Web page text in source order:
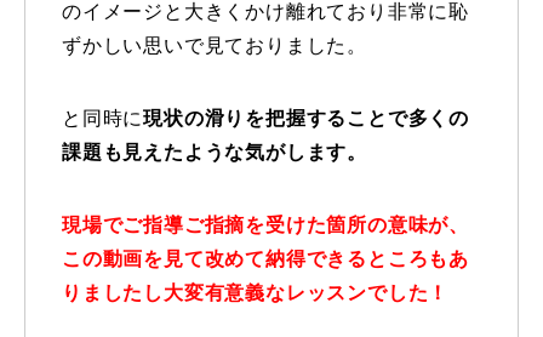
レッスン内容について
お申し込みについて
のイメージと大きくかけ離れており非常に恥
ずかしい思いで見ておりました。
と同時に現状の滑りを把握することで多くの
課題も見えたような気がします。
現場でご指導ご指摘を受けた箇所の意味が、
この動画を見て改めて納得できるところもあ
りましたし大変有意義なレッスンでした！